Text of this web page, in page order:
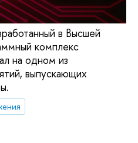
в Высшей
комплекс
на одном из
выпускающих